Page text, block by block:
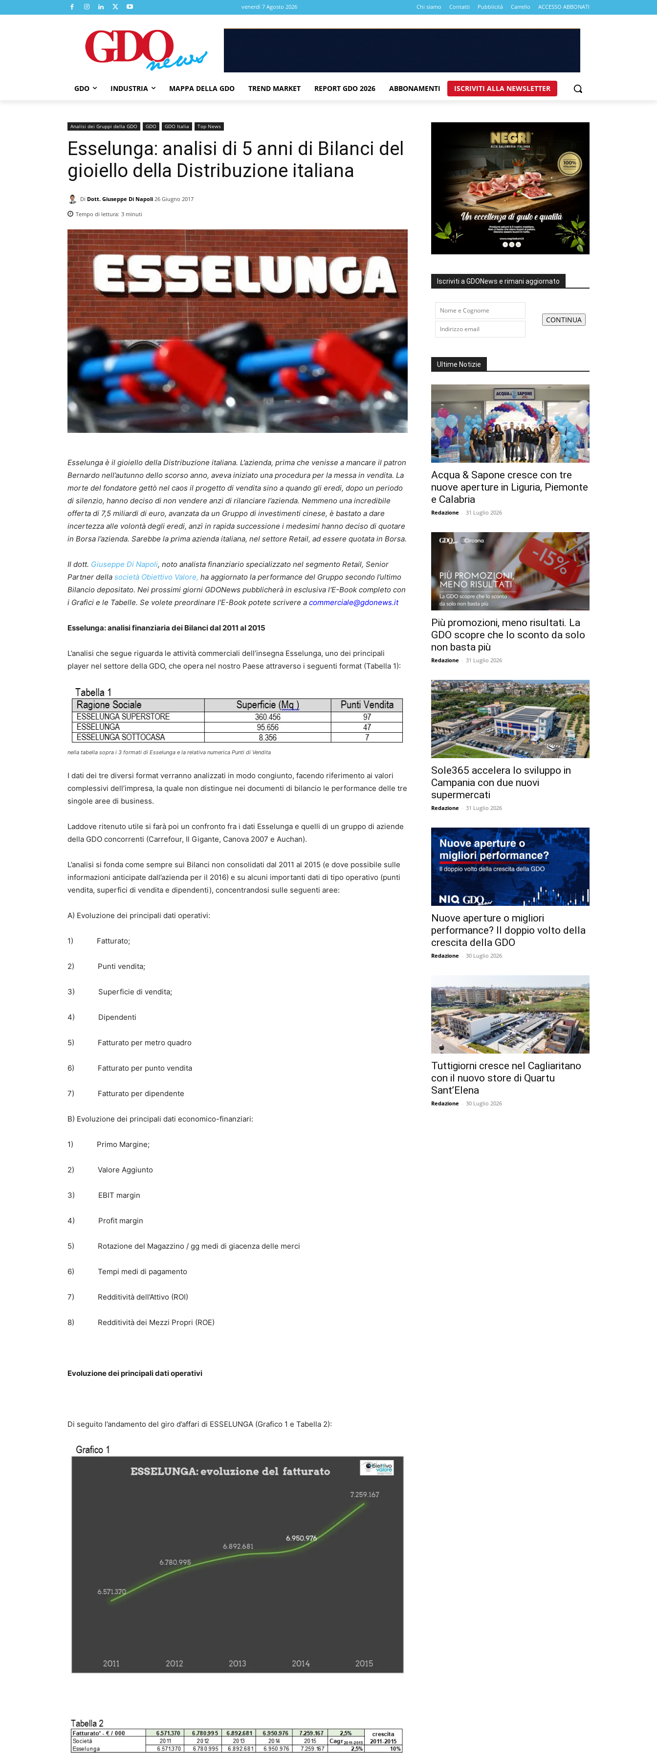
venerdì 7 Agosto 2026 Chi siamo Contatti Pubblicità Carrello ACCESSO ABBONATI
GDO INDUSTRIA MAPPA DELLA GDO TREND MARKET REPORT GDO 2026 ABBONAMENTI ISCRIVITI ALLA NEWSLETTER
Analisi dei Gruppi della GDO GDO GDO Italia Top News
Esselunga: analisi di 5 anni di Bilanci del
gioiello della Distribuzione italiana
Di Dott. Giuseppe Di Napoli 26 Giugno 2017
Tempo di lettura: 3 minuti
Esselunga è il gioiello della Distribuzione italiana. L’azienda, prima che venisse a mancare il patron
Bernardo nell’autunno dello scorso anno, aveva iniziato una procedura per la messa in vendita. La
morte del fondatore gettò nel caos il progetto di vendita sino a quando gli eredi, dopo un periodo
di silenzio, hanno deciso di non vendere anzi di rilanciare l’azienda. Nemmeno una incredibile
offerta di 7,5 miliardi di euro, avanzata da un Gruppo di investimenti cinese, è bastato a dare
incertezza alle volontà degli eredi, anzì in rapida successione i medesimi hanno deciso di quotare
in Borsa l’azienda. Sarebbe la prima azienda italiana, nel settore Retail, ad essere quotata in Borsa.
Il dott. Giuseppe Di Napoli, noto analista finanziario specializzato nel segmento Retail, Senior
Partner della società Obiettivo Valore, ha aggiornato la performance del Gruppo secondo l’ultimo
Bilancio depositato. Nei prossimi giorni GDONews pubblicherà in esclusiva l'E-Book completo con
i Grafici e le Tabelle. Se volete preordinare l'E-Book potete scrivere a commerciale@gdonews.it
Esselunga: analisi finanziaria dei Bilanci dal 2011 al 2015
L’analisi che segue riguarda le attività commerciali dell’insegna Esselunga, uno dei principali
player nel settore della GDO, che opera nel nostro Paese attraverso i seguenti format (Tabella 1):
nella tabella sopra i 3 formati di Esselunga e la relativa numerica Punti di Vendita
I dati dei tre diversi format verranno analizzati in modo congiunto, facendo riferimento ai valori
complessivi dell’impresa, la quale non distingue nei documenti di bilancio le performance delle tre
singole aree di business.
Laddove ritenuto utile si farà poi un confronto fra i dati Esselunga e quelli di un gruppo di aziende
della GDO concorrenti (Carrefour, Il Gigante, Canova 2007 e Auchan).
L’analisi si fonda come sempre sui Bilanci non consolidati dal 2011 al 2015 (e dove possibile sulle
informazioni anticipate dall’azienda per il 2016) e su alcuni importanti dati di tipo operativo (punti
vendita, superfici di vendita e dipendenti), concentrandosi sulle seguenti aree:
A) Evoluzione dei principali dati operativi:
1) Fatturato;
2) Punti vendita;
3) Superficie di vendita;
4) Dipendenti
5) Fatturato per metro quadro
6) Fatturato per punto vendita
7) Fatturato per dipendente
B) Evoluzione dei principali dati economico-finanziari:
1) Primo Margine;
2) Valore Aggiunto
3) EBIT margin
4) Profit margin
5) Rotazione del Magazzino / gg medi di giacenza delle merci
6) Tempi medi di pagamento
7) Redditività dell’Attivo (ROI)
8) Redditività dei Mezzi Propri (ROE)
Evoluzione dei principali dati operativi
Di seguito l’andamento del giro d’affari di ESSELUNGA (Grafico 1 e Tabella 2):
Iscriviti a GDONews e rimani aggiornato
Ultime Notizie
Acqua & Sapone cresce con tre
nuove aperture in Liguria, Piemonte
e Calabria
Redazione - 31 Luglio 2026
Più promozioni, meno risultati. La
GDO scopre che lo sconto da solo
non basta più
Redazione - 31 Luglio 2026
Sole365 accelera lo sviluppo in
Campania con due nuovi
supermercati
Redazione - 31 Luglio 2026
Nuove aperture o migliori
performance? Il doppio volto della
crescita della GDO
Redazione - 30 Luglio 2026
Tuttigiorni cresce nel Cagliaritano
con il nuovo store di Quartu
Sant’Elena
Redazione - 30 Luglio 2026